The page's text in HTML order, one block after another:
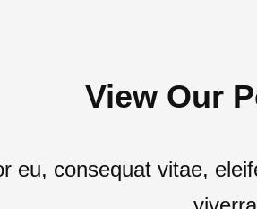
View Our
eu, consequat vitae,